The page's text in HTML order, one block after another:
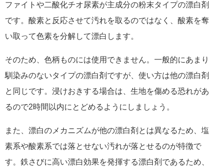
ファイトや二酸化チオ尿素が主成分の粉末タイプの漂白剤
です。酸素と反応させて汚れを取るのではなく、酸素を奪
い取って色素を分解して漂白します。
そのため、色柄ものには使用できません。一般的にあまり
馴染みのないタイプの漂白剤ですが、使い方は他の漂白剤
と同じです。浸けおきする場合は、生地を傷める恐れがあ
るので2時間以内にとどめるようにしましょう。
また、漂白のメカニズムが他の漂白剤とは異なるため、塩
素系や酸素系では落とせない汚れが落とせるのが特徴で
す。鉄さびに高い漂白効果を発揮する漂白剤であるため、